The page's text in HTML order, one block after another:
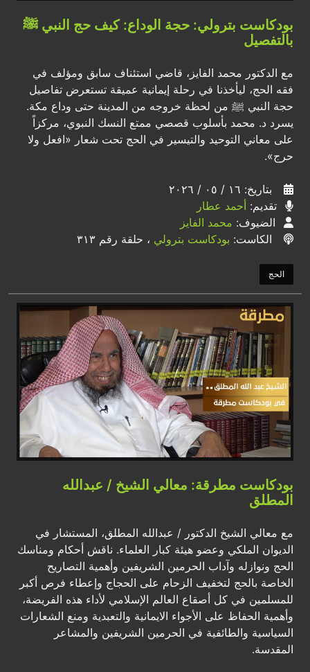
بودكاست بترولي: حجة الوداع: كيف حج النبي ﷺ
بالتفصيل
مع الدكتور محمد الفايز، قاضي استئناف سابق ومؤلف في
فقه الحج، ليأخذنا في رحلة إيمانية عميقة تستعرض تفاصيل
حجة النبي ﷺ من لحظة خروجه من المدينة حتى وداع مكة.
يسرد د. محمد بأسلوب قصصي ممتع النسك النبوي، مركزاً
على معاني التوحيد والتيسير في الحج تحت شعار «افعل ولا
حرج».
بتاريخ: ١٦ / ٠٥ / ٢٠٢٦
تقديم: أحمد عطار
الضيوف: محمد الفايز
الكاست: بودكاست بترولي ، حلقة رقم ٣١٣
الحج
بودكاست مطرقة: معالي الشيخ / عبدالله
المطلق
مع معالي الشيخ الدكتور / عبدالله المطلق، المستشار في
الديوان الملكي وعضو هيئة كبار العلماء. ناقش أحكام ومناسك
الحج ونوازله وآداب الحرمين الشريفين وأهمية التصاريح
الخاصة بالحج لتخفيف الزحام على الحجاج وإعطاء فرص أكبر
للمسلمين في كل أصقاع العالم الإسلامي لأداء هذه الفريضة،
وأهمية الحفاظ على الأجواء الايمانية والتعبدية ومنع الشعارات
السياسية والطائفية في الحرمين الشريفين والمشاعر
المقدسة.